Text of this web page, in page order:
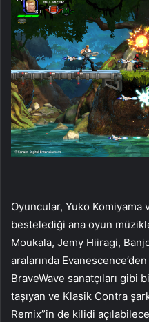
Oyuncular, Yuko Komiyama
bestelediği ana oyun
Moukala, Jemy Hiiragi,
aralarında
BraveWave sanatçıları gibi
taşıyan ve Klasik Contra
Remix”in de kilidi